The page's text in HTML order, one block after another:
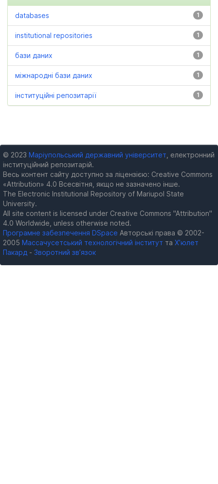
1
databases
1
institutional repositories
1
бази даних
1
міжнародні бази даних
1
інституційні репозитарії
© 2023 Маріупольський державний університет , електронний
інституційний репозитарій.
Весь контент сайту доступно за ліцензією: Creative Commons
«Attribution» 4.0 Всесвітня, якщо не зазначено інше.
The Electronic Institutional Repository of Mariupol State
University.
All site content is licensed under Creative Commons "Attribution"
4.0 Worldwide, unless otherwise noted.
Програмне забезпечення DSpace Авторські права © 2002-
2005 Массачусетський технологічний інститут та Х’юлет
Пакард - Зворотний зв’язок